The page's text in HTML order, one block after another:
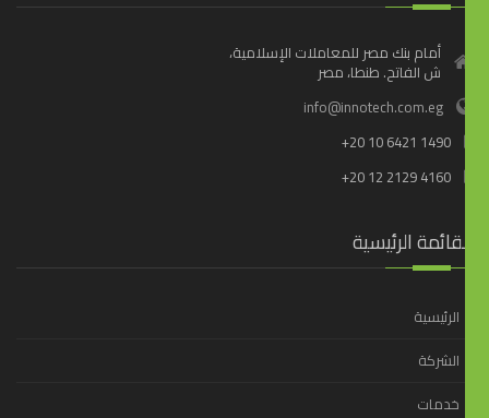
أمام بنك مصر للمعاملات الإسلامية،
ش الفاتح. طنطا، مصر
info@innotech.com.eg
+20 10 6421 1490
+20 12 2129 4160
الرئيسية
الرئيسية
الشركة
خدمات